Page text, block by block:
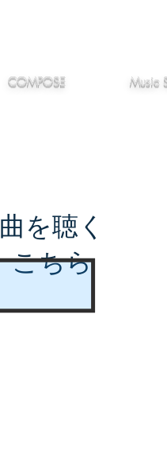
COMPOSE Music
曲を聴く
こちら